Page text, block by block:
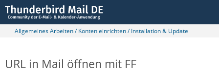
Allgemeines Arbeiten / Konten einrichten / Installation & Update
URL in Mail öffnen mit FF